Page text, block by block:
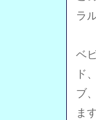
ラ
ベ
ド
ブ
ま